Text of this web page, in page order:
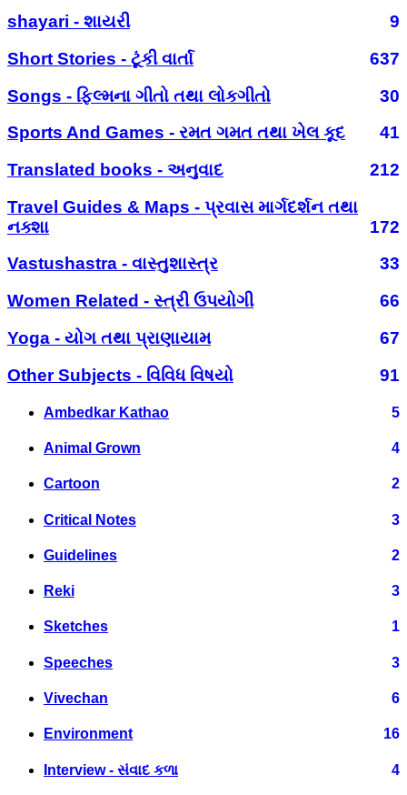
shayari - શાયરી
9
Short Stories - ટૂંકી વાર્તા
637
Songs - ફિલ્મના ગીતો તથા લોકગીતો
30
Sports And Games - રમત ગમત તથા ખેલ કૂદ
41
Translated books - અનુવાદ
212
Travel Guides & Maps - પ્રવાસ માર્ગદર્શન તથા
નક્શા
172
Vastushastra - વાસ્તુશાસ્ત્ર
33
Women Related - સ્ત્રી ઉપયોગી
66
Yoga - યોગ તથા પ્રાણાયામ
67
Other Subjects - વિવિધ વિષયો
91
Ambedkar Kathao 5
Animal Grown 4
Cartoon 2
Critical Notes 3
Guidelines 2
Reki 3
Sketches 1
Speeches 3
Vivechan 6
Environment 16
Interview - સંવાદ કળા 4